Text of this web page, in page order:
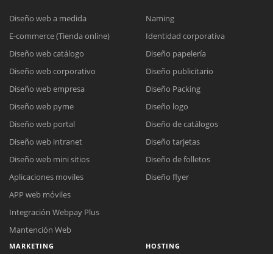
Diseño web a medida
E-commerce (Tienda online)
Diseño web catálogo
Diseño web corporativo
Diseño web empresa
Diseño web pyme
Diseño web portal
Diseño web intranet
Diseño web mini sitios
Aplicaciones moviles
APP web móviles
Integración Webpay Plus
Mantención Web
Naming
Identidad corporativa
Diseño papelería
Diseño publicitario
Diseño Packing
Diseño logo
Diseño de catálogos
Diseño tarjetas
Diseño de folletos
Diseño flyer
MARKETING HOSTING